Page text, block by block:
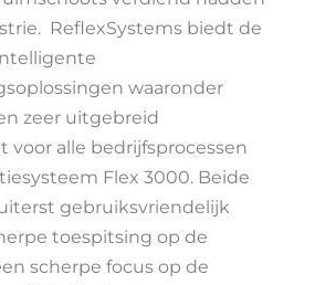
ReflexSystems biedt de
waaronder
zeer uitgebreid
voor alle bedrijfsprocessen
Flex 3000. Beide
gebruiksvriendelijk
toespitsing op de
scherpe focus op de